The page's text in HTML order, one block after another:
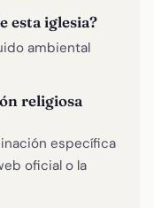
esta iglesia?
ambiental
religiosa
específica
oficial o la